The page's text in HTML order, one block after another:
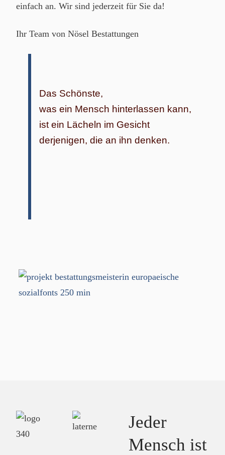
einfach an. Wir sind jederzeit für Sie da!
Ihr Team von Nösel Bestattungen
Das Schönste,
was ein Mensch hinterlassen kann,
ist ein Lächeln im Gesicht
derjenigen, die an ihn denken.
Jeder
Mensch ist